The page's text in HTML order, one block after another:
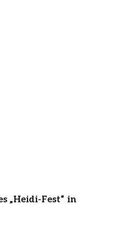
„Heidi-Fest“ in